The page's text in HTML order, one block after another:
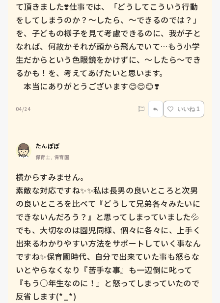
て頂きました❣️仕事では、「どうしてこういう行動
をしてしまうのか？〜したら、〜できるのでは？」
を、子どもの様子を見て考慮できるのに、我が子と
なれば、何故かそれが頭から飛んでいて…もう小学
生だからという色眼鏡をかけずに、〜したら〜でき
るかも！を、考えてあげたいと思います。
本当にありがとうございます😊😊😊❣️
04/24 いいね 1
たんぽぽ
保育士, 保育園
横からすみません。
素敵な対応ですね✨✨私は長男の良いところと次男
の良いところを比べて『どうして兄弟各々みたいに
できないんだろう？』と思ってしまっていました💦
でも、大切なのは園児同様、個々に各々に、上手く
出来るわかりやすい方法をサポートしていく事なん
ですね✨保育園時代、自分で出来ていた事も怒らな
いとやらなくなり『苦手な事』も一辺倒に叱って
『もう○年生なのに！』と怒ってしまっていたので
反省します(*_*)